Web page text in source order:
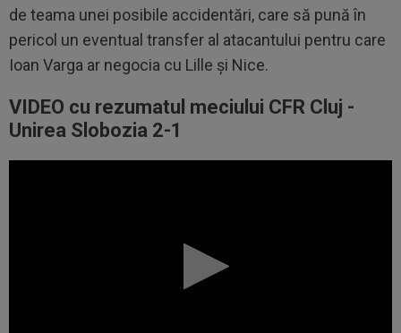
de teama unei posibile accidentări, care să pună în
pericol un eventual transfer al atacantului pentru care
Ioan Varga ar negocia cu Lille și Nice.
VIDEO cu rezumatul meciului CFR Cluj -
Unirea Slobozia 2-1